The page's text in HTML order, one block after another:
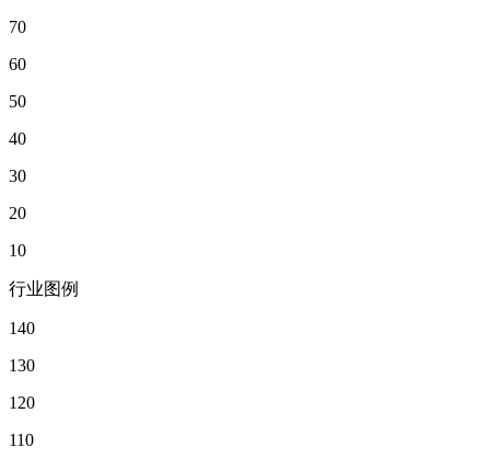
70
60
50
40
30
20
10
行业图例
140
130
120
110